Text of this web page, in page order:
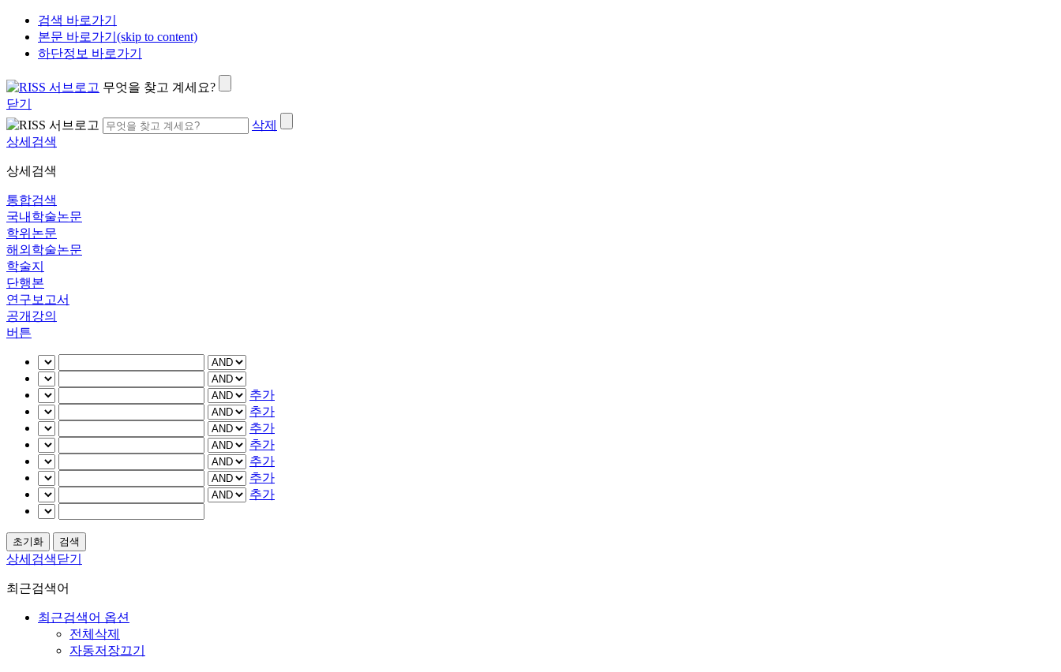
검색 바로가기
본문 바로가기(skip to content)
하단정보 바로가기
무엇을 찾고 계세요?
닫기
삭제
상세검색
상세검색
통합검색
국내학술논문
학위논문
해외학술논문
학술지
단행본
연구보고서
공개강의
버튼
추가
추가
추가
추가
추가
추가
추가
상세검색닫기
최근검색어
최근검색어 옵션
전체삭제
자동저장끄기